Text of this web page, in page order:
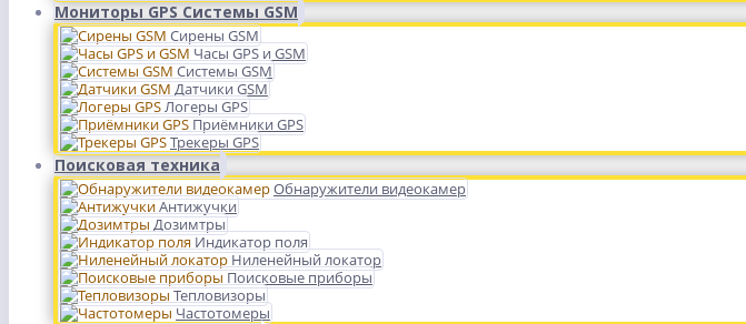
Мониторы GPS Системы GSM
Сирены GSM
Часы GPS и GSM
Системы GSM
Датчики GSM
Логеры GPS
Приёмники GPS
Трекеры GPS
Поисковая техника
Обнаружители видеокамер
Антижучки
Дозимтры
Индикатор поля
Ниленейный локатор
Поисковые приборы
Тепловизоры
Частотомеры